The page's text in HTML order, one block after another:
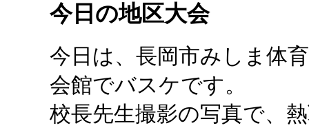
今日の地区大会
今日は、長岡市みしま体
会館でバスケです。
校長先生撮影の写真で、